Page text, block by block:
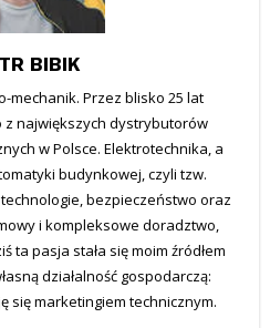
BIBIK
mechanik. Przez blisko 25 lat
z największych dystrybutorów
w Polsce. Elektrotechnika, a
budynkowej, czyli tzw.
bezpieczeństwo oraz
i kompleksowe doradztwo,
ta pasja stała się moim źródłem
działalność gospodarczą:
się marketingiem technicznym.